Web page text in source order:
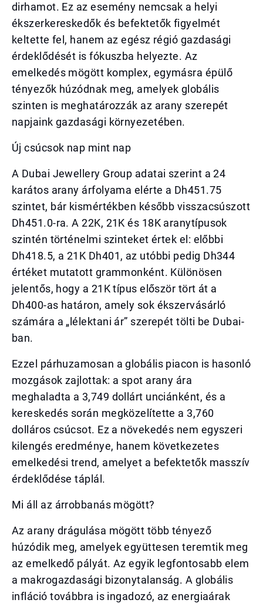
dirhamot. Ez az esemény nemcsak a helyi
ékszerkereskedők és befektetők figyelmét
keltette fel, hanem az egész régió gazdasági
érdeklődését is fókuszba helyezte. Az
emelkedés mögött komplex, egymásra épülő
tényezők húzódnak meg, amelyek globális
szinten is meghatározzák az arany szerepét
napjaink gazdasági környezetében.
Új csúcsok nap mint nap
A Dubai Jewellery Group adatai szerint a 24
karátos arany árfolyama elérte a Dh451.75
szintet, bár kismértékben később visszacsúszott
Dh451.0-ra. A 22K, 21K és 18K aranytípusok
szintén történelmi szinteket értek el: előbbi
Dh418.5, a 21K Dh401, az utóbbi pedig Dh344
értéket mutatott grammonként. Különösen
jelentős, hogy a 21K típus először tört át a
Dh400-as határon, amely sok ékszervásárló
számára a „lélektani ár” szerepét tölti be Dubai-
ban.
Ezzel párhuzamosan a globális piacon is hasonló
mozgások zajlottak: a spot arany ára
meghaladta a 3,749 dollárt unciánként, és a
kereskedés során megközelítette a 3,760
dolláros csúcsot. Ez a növekedés nem egyszeri
kilengés eredménye, hanem következetes
emelkedési trend, amelyet a befektetők masszív
érdeklődése táplál.
Mi áll az árrobbanás mögött?
Az arany drágulása mögött több tényező
húzódik meg, amelyek együttesen teremtik meg
az emelkedő pályát. Az egyik legfontosabb elem
a makrogazdasági bizonytalanság. A globális
infláció továbbra is ingadozó, az energiaárak